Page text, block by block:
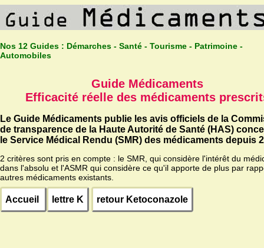
Nos 12 Guides : Démarches - Santé - Tourisme - Patrimoine -
Automobiles
Guide Médicaments
Efficacité réelle des médicaments
Le Guide Médicaments publie les avis officiels de la
de transparence de la Haute Autorité de Santé (HAS)
le Service Médical Rendu (SMR) des médicaments depuis
2 critères sont pris en compte : le SMR, qui considère l'intérêt du
dans l'absolu et l'ASMR qui considère ce qu'il apporte de plus par
autres médicaments existants.
Accueil lettre K retour Ketoconazole